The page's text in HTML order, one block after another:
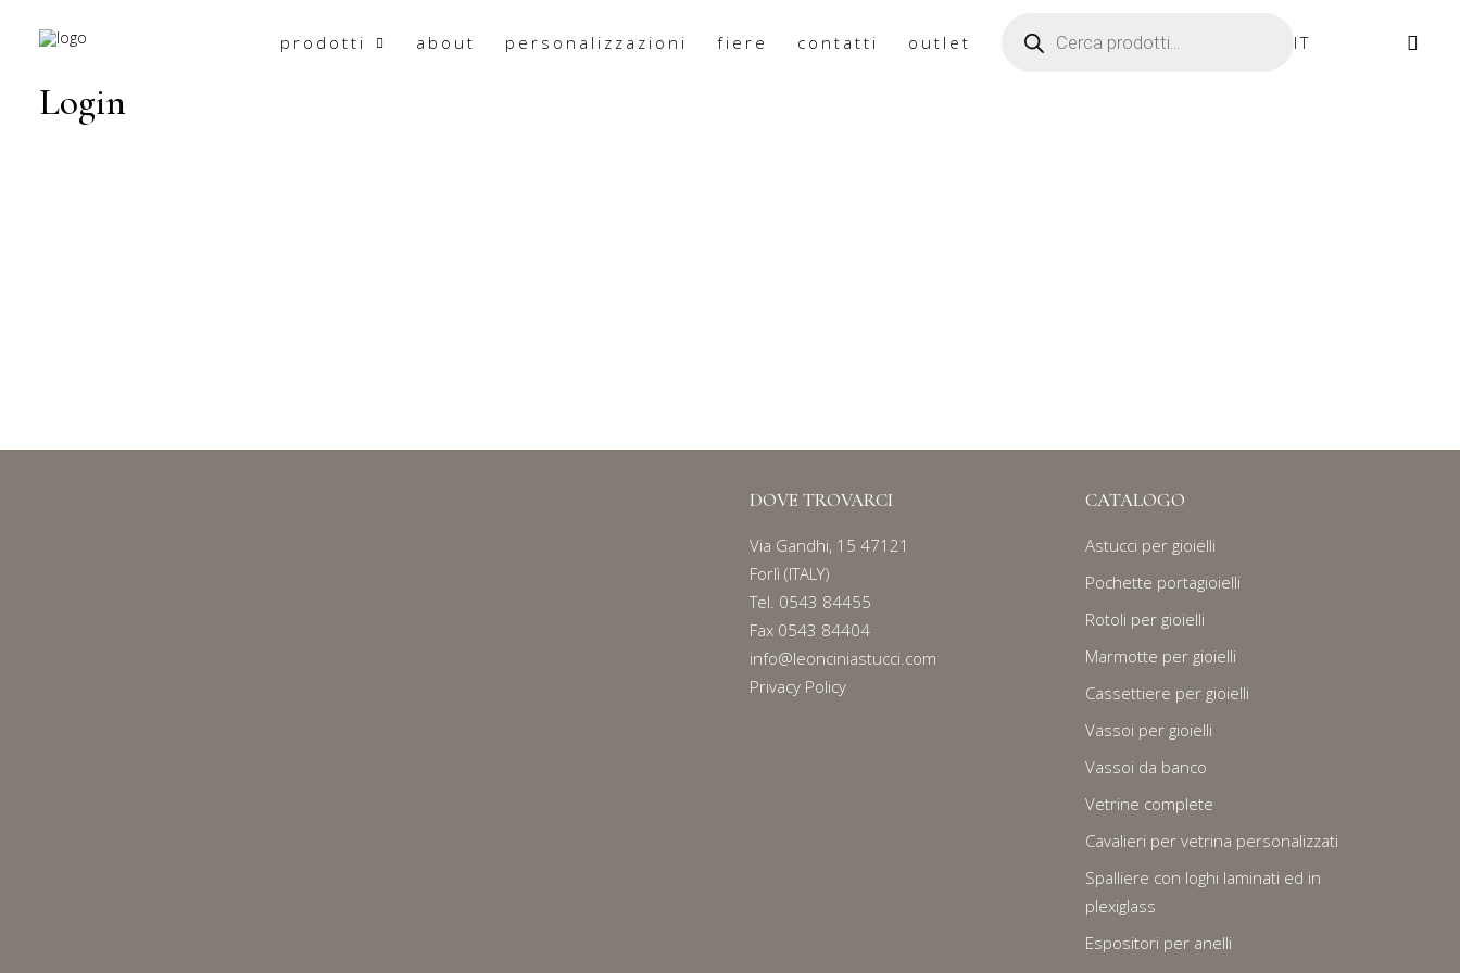
prodotti about personalizzazioni fiere contatti outlet IT
Login
DOVE TROVARCI
Via Gandhi, 15 47121
Forlì (ITALY)
Tel. 0543 84455
Fax 0543 84404
info@leonciniastucci.com
Privacy Policy
CATALOGO
Astucci per gioielli
Pochette portagioielli
Rotoli per gioielli
Marmotte per gioielli
Cassettiere per gioielli
Vassoi per gioielli
Vassoi da banco
Vetrine complete
Cavalieri per vetrina personalizzati
Spalliere con loghi laminati ed in
plexiglass
Espositori per anelli